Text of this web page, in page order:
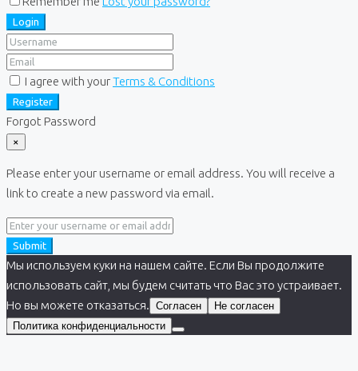
Login
I agree with yourTerms & Conditions
Register
Forgot Password
×
Please enter your username or email address. You will receive a
link to create a new password via email.
Submit
Мы используем куки на нашем сайте. Если Вы продолжите
использовать сайт, мы будем считать что Вас это устраивает.
Но вы можете отказаться. Согласен
Не согласен
Политика конфиденциальности